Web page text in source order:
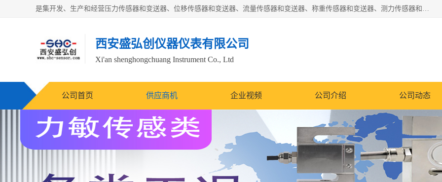
是集开发、生产和经营压力传感器和变送器、位移传感器和变送器、流量传感器和变送器、称重传感器和变送器、测力传感器和变送器、温湿度传感器和变送器、扭矩传感器、智能数显控制仪表等产品的化高新技术企业。
西安盛弘创仪器仪表有限公司
Xi'an shenghongchuang Instrument Co., Ltd
公司首页 供应商机 企业视频 公司介绍 公司动态